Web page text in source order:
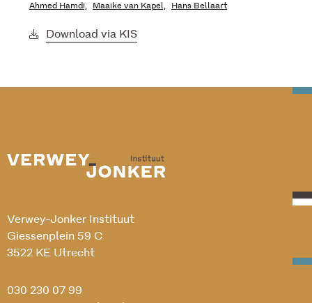
Ahmed Hamdi, Maaike van Kapel, Hans Bellaart
Download via KIS
Verwey-Jonker Instituut
Giessenplein 59 C
3522 KE Utrecht
030 230 07 99